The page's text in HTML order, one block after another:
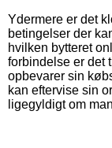
Ydermere er det
betingelser der
hvilken bytteret
forbindelse er det
opbevarer sin
kan eftervise sin
ligegyldigt om